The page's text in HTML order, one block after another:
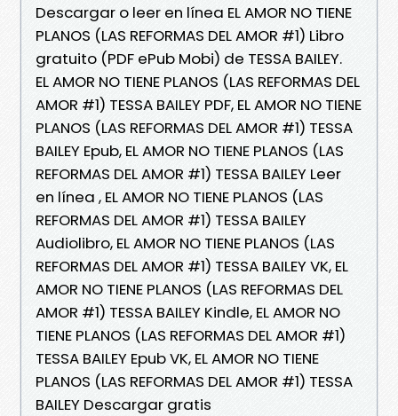
Descargar o leer en línea EL AMOR NO TIENE
PLANOS (LAS REFORMAS DEL AMOR #1) Libro
gratuito (PDF ePub Mobi) de TESSA BAILEY.
EL AMOR NO TIENE PLANOS (LAS REFORMAS DEL
AMOR #1) TESSA BAILEY PDF, EL AMOR NO TIENE
PLANOS (LAS REFORMAS DEL AMOR #1) TESSA
BAILEY Epub, EL AMOR NO TIENE PLANOS (LAS
REFORMAS DEL AMOR #1) TESSA BAILEY Leer
en línea , EL AMOR NO TIENE PLANOS (LAS
REFORMAS DEL AMOR #1) TESSA BAILEY
Audiolibro, EL AMOR NO TIENE PLANOS (LAS
REFORMAS DEL AMOR #1) TESSA BAILEY VK, EL
AMOR NO TIENE PLANOS (LAS REFORMAS DEL
AMOR #1) TESSA BAILEY Kindle, EL AMOR NO
TIENE PLANOS (LAS REFORMAS DEL AMOR #1)
TESSA BAILEY Epub VK, EL AMOR NO TIENE
PLANOS (LAS REFORMAS DEL AMOR #1) TESSA
BAILEY Descargar gratis